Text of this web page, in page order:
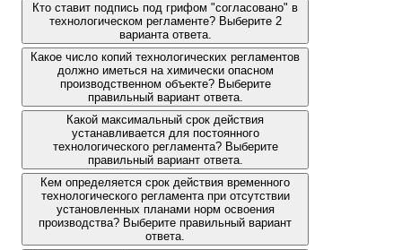
Кто ставит подпись под грифом "согласовано" в
технологическом регламенте? Выберите 2
варианта ответа.
Какое число копий технологических регламентов
должно иметься на химически опасном
производственном объекте? Выберите
правильный вариант ответа.
Какой максимальный срок действия
устанавливается для постоянного
технологического регламента? Выберите
правильный вариант ответа.
Кем определяется срок действия временного
технологического регламента при отсутствии
установленных планами норм освоения
производства? Выберите правильный вариант
ответа.